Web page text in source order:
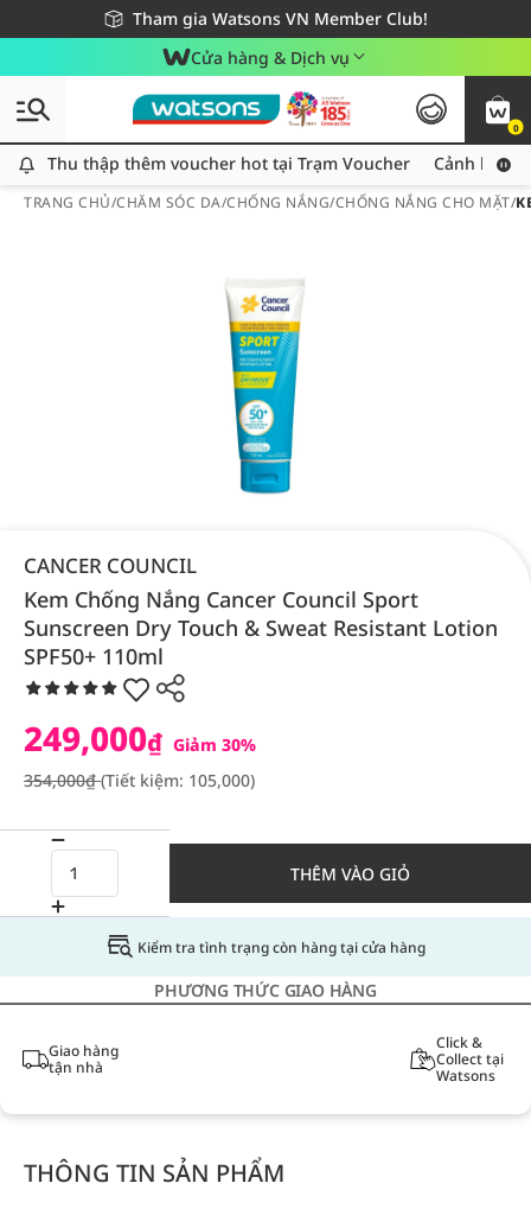
Tham gia Watsons VN Member Club!
Miễn phí giao hàng cho đơn hàng từ 249,000Đ
Giao hàng nhanh 24h - Áp dụng khu vực TP. Hồ Chí Minh
Cửa hàng & Dịch vụ
0
Thu thập thêm voucher hot tại Trạm Voucher
Thu thập thêm voucher hot tại Trạm Voucher Cảnh báo
TRANG CHỦ/CHĂM SÓC DA/CHỐNG NẮNG/CHỐNG NẮNG CHO MẶT/
CANCER COUNCIL
Kem Chống Nắng Cancer Council Sport
Sunscreen Dry Touch & Sweat Resistant Lotion
SPF50+ 110ml
249,000₫ Giảm 30%
354,000₫(Tiết kiệm: 105,000)
THÊM VÀO GIỎ
Kiểm tra tình trạng còn hàng tại cửa hàng
PHƯƠNG THỨC GIAO HÀNG
Giao hàng
tận nhà
Click &
Collect tại
Watsons
THÔNG TIN SẢN PHẨM